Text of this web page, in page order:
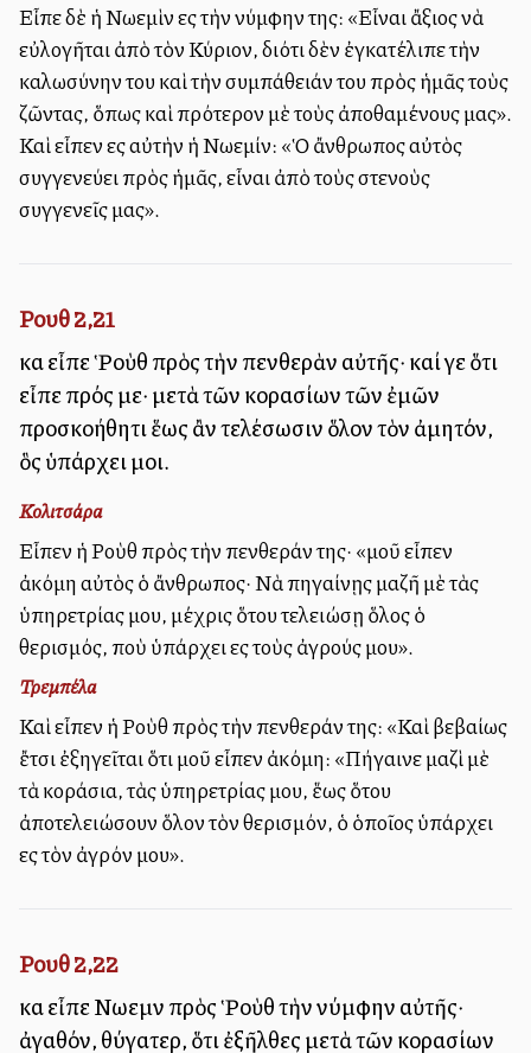
Εἶπε δὲ ἡ Νωεμὶν εἰς τὴν νύμφην της: «Εἶναι ἄξιος νὰ
εὐλογῆται ἀπὸ τὸν Κύριον, διότι δὲν ἐγκατέλιπε τὴν
καλωσύνην του καὶ τὴν συμπάθειάν του πρὸς ἡμᾶς τοὺς
ζῶντας, ὅπως καὶ πρότερον μὲ τοὺς ἀποθαμένους μας».
Καὶ εἶπεν εἰς αὐτὴν ἡ Νωεμίν: «Ὁ ἄνθρωπος αὐτὸς
συγγενεύει πρὸς ἡμᾶς, εἶναι ἀπὸ τοὺς στενοὺς
συγγενεῖς μας».
Ρουθ 2,21
καὶ εἶπε Ῥοὺθ πρὸς τὴν πενθερὰν αὐτῆς· καί γε ὅτι
εἶπε πρός με· μετὰ τῶν κορασίων τῶν ἐμῶν
προσκολλήθητι ἕως ἂν τελέσωσιν ὅλον τὸν ἀμητόν,
ὃς ὑπάρχει μοι.
Κολιτσάρα
Εἶπεν ἡ Ροὺθ πρὸς τὴν πενθεράν της· «μοῦ εἶπεν
ἀκόμη αὐτὸς ὁ ἄνθρωπος· Νὰ πηγαίνῃς μαζῆ μὲ τὰς
ὑπηρετρίας μου, μέχρις ὅτου τελειώσῃ ὅλος ὁ
θερισμός, ποὺ ὑπάρχει εἰς τοὺς ἀγρούς μου».
Τρεμπέλα
Καὶ εἶπεν ἡ Ροὺθ πρὸς τὴν πενθεράν της: «Καὶ βεβαίως
ἔτσι ἐξηγεῖται ὅτι μοῦ εἶπεν ἀκόμη: «Πήγαινε μαζὶ μὲ
τὰ κοράσια, τὰς ὑπηρετρίας μου, ἕως ὅτου
ἀποτελειώσουν ὅλον τὸν θερισμόν, ὁ ὁποῖος ὑπάρχει
εἰς τὸν ἀγρόν μου».
Ρουθ 2,22
καὶ εἶπε Νωεμὶν πρὸς Ῥοὺθ τὴν νύμφην αὐτῆς·
ἀγαθόν, θύγατερ, ὅτι ἐξῆλθες μετὰ τῶν κορασίων